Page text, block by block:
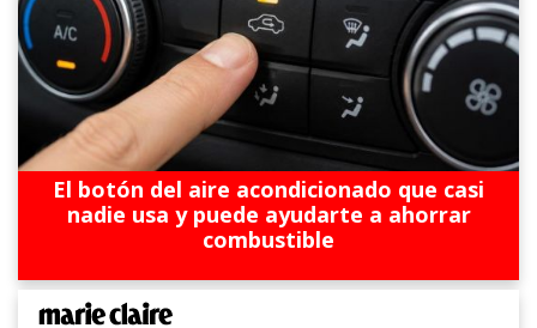
El botón del aire acondicionado que casi
nadie usa y puede ayudarte a ahorrar
combustible